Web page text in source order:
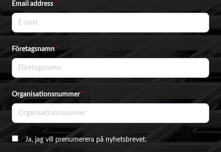
Email address *
Företagsnamn*
Organisationsnummer *
Ja, jag vill prenumerera på nyhetsbrevet.